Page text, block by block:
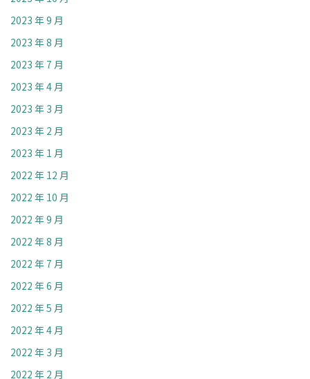
2023 年 9 月
2023 年 8 月
2023 年 7 月
2023 年 4 月
2023 年 3 月
2023 年 2 月
2023 年 1 月
2022 年 12 月
2022 年 10 月
2022 年 9 月
2022 年 8 月
2022 年 7 月
2022 年 6 月
2022 年 5 月
2022 年 4 月
2022 年 3 月
2022 年 2 月